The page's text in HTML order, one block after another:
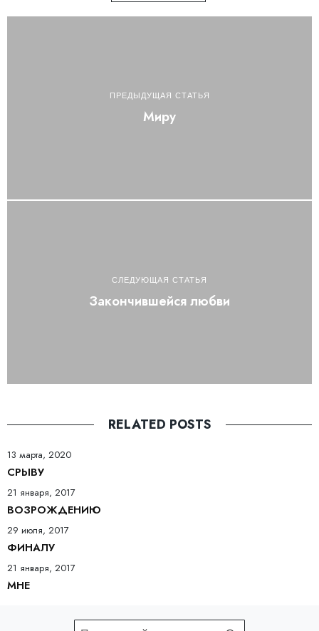
ПРЕДЫДУЩАЯ СТАТЬЯ
Миру
СЛЕДУЮЩАЯ СТАТЬЯ
Закончившейся любви
RELATED POSTS
13 марта, 2020
СРЫВУ
21 января, 2017
ВОЗРОЖДЕНИЮ
29 июля, 2017
ФИНАЛУ
21 января, 2017
МНЕ